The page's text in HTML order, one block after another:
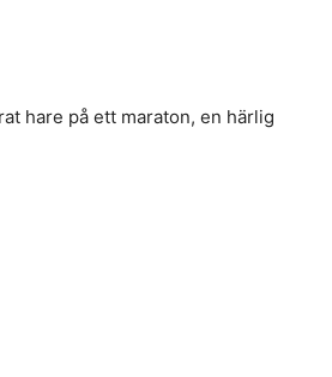
hare på ett maraton, en härlig